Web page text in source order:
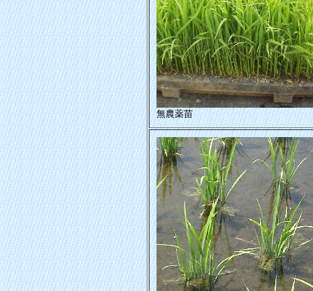
無農薬苗